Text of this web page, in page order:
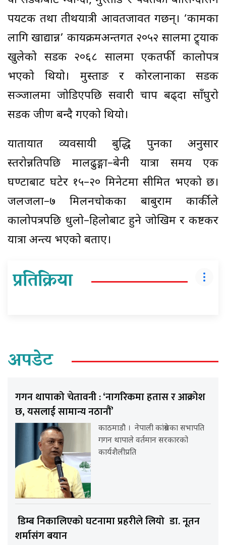
पर्यटक तथा तीर्थयात्री आवतजावत गर्छन्। ‘कामका
लागि खाद्यान्न’ कार्यक्रमअन्तर्गत २०५२ सालमा ट्र्याक
खुलेको सडक २०६८ सालमा एकतर्फी कालोपत्र
भएको थियो। मुस्ताङ र कोरलानाका सडक
सञ्जालमा जोडिएपछि सवारी चाप बढ्दा साँघुरो
सडक जीर्ण बन्दै गएको थियो।
यातायात व्यवसायी बुद्धि पुनका अनुसार
स्तरोन्नतिपछि मालढुङ्गा–बेनी यात्रा समय एक
घण्टाबाट घटेर १५–२० मिनेटमा सीमित भएको छ।
जलजला–७ मिलनचोकका बाबुराम कार्कीले
कालोपत्रपछि धुलो–हिलोबाट हुने जोखिम र कष्टकर
यात्रा अन्त्य भएको बताए।
प्रतिक्रिया
अपडेट
गगन थापाको चेतावनी : ‘नागरिकमा हतास र आक्रोश
छ, यसलाई सामान्य नठानौं’
काठमाडौ । नेपाली कांग्रेसका सभापति
गगन थापाले वर्तमान सरकारको
कार्यशैलीप्रति
डिम्ब निकालिएको घटनामा प्रहरीले लियो डा. नूतन
शर्मासंग बयान